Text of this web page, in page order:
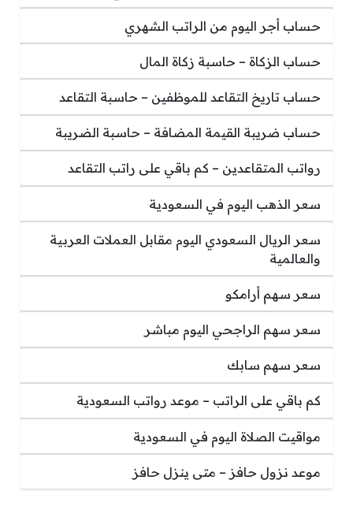
حساب أجر اليوم من الراتب الشهري
حساب الزكاة – حاسبة زكاة المال
حساب تاريخ التقاعد للموظفين – حاسبة التقاعد
حساب ضريبة القيمة المضافة – حاسبة الضريبة
رواتب المتقاعدين – كم باقي على راتب التقاعد
سعر الذهب اليوم في السعودية
سعر الريال السعودي اليوم مقابل العملات العربية
والعالمية
سعر سهم أرامكو
سعر سهم الراجحي اليوم مباشر
سعر سهم سابك
كم باقي على الراتب – موعد رواتب السعودية
مواقيت الصلاة اليوم في السعودية
موعد نزول حافز – متى ينزل حافز